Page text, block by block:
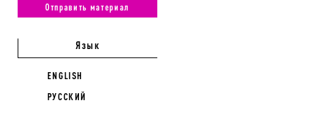
Отправить материал
Язык
ENGLISH
РУССКИЙ